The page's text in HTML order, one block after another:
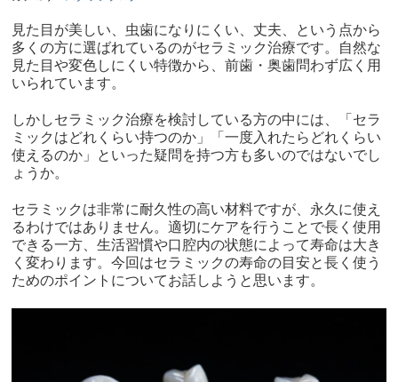
見た目が美しい、虫歯になりにくい、丈夫、という点から
多くの方に選ばれているのがセラミック治療です。自然な
見た目や変色しにくい特徴から、前歯・奥歯問わず広く用
いられています。
しかしセラミック治療を検討している方の中には、「セラ
ミックはどれくらい持つのか」「一度入れたらどれくらい
使えるのか」といった疑問を持つ方も多いのではないでし
ょうか。
セラミックは非常に耐久性の高い材料ですが、永久に使え
るわけではありません。適切にケアを行うことで長く使用
できる一方、生活習慣や口腔内の状態によって寿命は大き
く変わります。今回はセラミックの寿命の目安と長く使う
ためのポイントについてお話しようと思います。